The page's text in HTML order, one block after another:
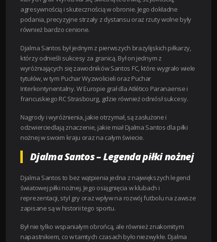
agresywnością i skutecznością w obronie. Jego dokładne
podania, precyzyjne strzały z dystansu oraz rzuty wolne były
również bardzo cenione.
Djalma Santos był jednym z pierwszych brazylijskich piłkarzy,
którzy odnieśli sukcesy za granicą. Był on jednym z
wyróżniających się zawodników Santos FC, które wygrało wiele
tytułów, w tym Puchar Wyzwolicieli oraz Puchar
Interkontynentalny. W Europie grał dla Atlético Paranaense i
francuskiego RC Strasbourg, gdzie również odniósł sukcesy.
Nagrody i wyróżnienia, jakie otrzymał, są zasłużone i
odzwierciedlają znaczenie, jakie miał Djalma Santos dla piłki
nożnej w swoim kraju oraz na całym świecie.
Djalma Santos – Legenda piłki nożnej
Djalma Santos to bez wątpienia jedna z największych legend
światowej piłki nożnej. Jego osiągnięcia w klubach i
reprezentacji, styl gry oraz wpływ na rozwój futbolu na zawsze
zapisane są w historii tego sportu.
Był nie tylko wspaniałym obrońcą, ale również znakomitym
napastnikiem, co w tamtych czasach było niezwykłe. Djalma